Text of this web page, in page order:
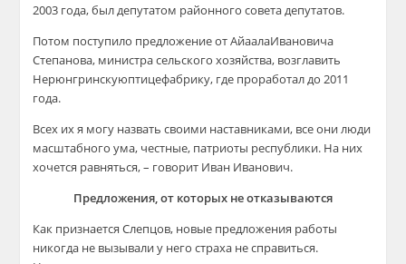
2003 года, был депутатом районного совета депутатов.
Потом поступило предложение отАйаалаИвановича
Степанова, министра сельского хозяйства, возглавить
Нерюнгринскуюптицефабрику, где проработал до 2011
года.
Всех их я могу назвать своими наставниками, все они люди
масштабного ума, честные, патриоты республики. На них
хочется равняться, – говорит Иван Иванович.
Предложения, от которых не отказываются
Как признается Слепцов, новые предложения работы
никогда не вызывали у него страха не справиться.